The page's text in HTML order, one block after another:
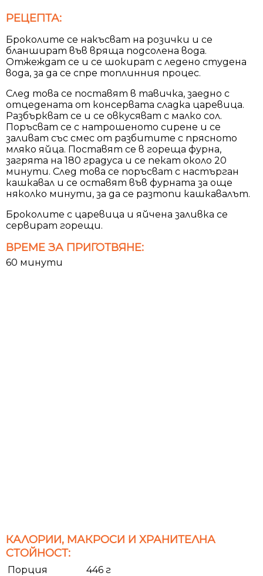
РЕЦЕПТА:
Броколите се накъсват на розички и се
бланшират във вряща подсолена вода.
Отжеждат се и се шокират с ледено студена
вода, за да се спре топлинния процес.
След това се поставят в тавичка, заедно с
отцедената от консервата сладка царевица.
Разбъркват се и се овкусяват с малко сол.
Поръсват се с натрошеното сирене и се
заливат със смес от разбитите с прясното
мляко яйца. Поставят се в гореща фурна,
загрята на 180 градуса и се пекат около 20
минути. След това се поръсват с настърган
кашкавал и се оставят във фурната за още
няколко минути, за да се разтопи кашкавалът.
Броколите с царевица и яйчена заливка се
сервират горещи.
ВРЕМЕ ЗА ПРИГОТВЯНЕ:
60 минути
КАЛОРИИ, МАКРОСИ И ХРАНИТЕЛНА
СТОЙНОСТ:
Порция
446 г